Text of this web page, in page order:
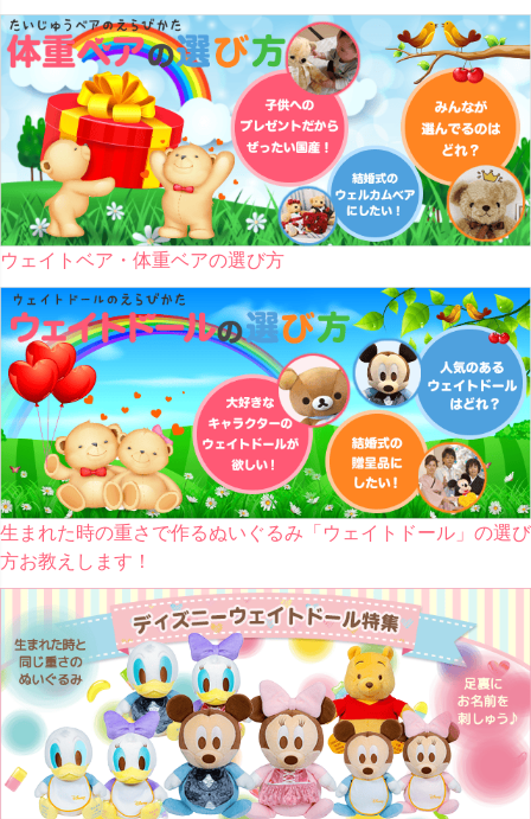
ウェイトベア・体重ベアの選び方
生まれた時の重さで作るぬいぐるみ「ウェイトドール」の選び
方お教えします！